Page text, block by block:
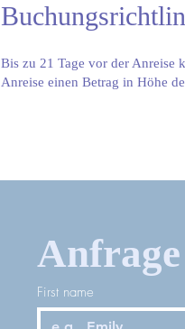
Bis zu 21 Tage vor der Anreise
Anreise einen Betrag in Höhe
First name